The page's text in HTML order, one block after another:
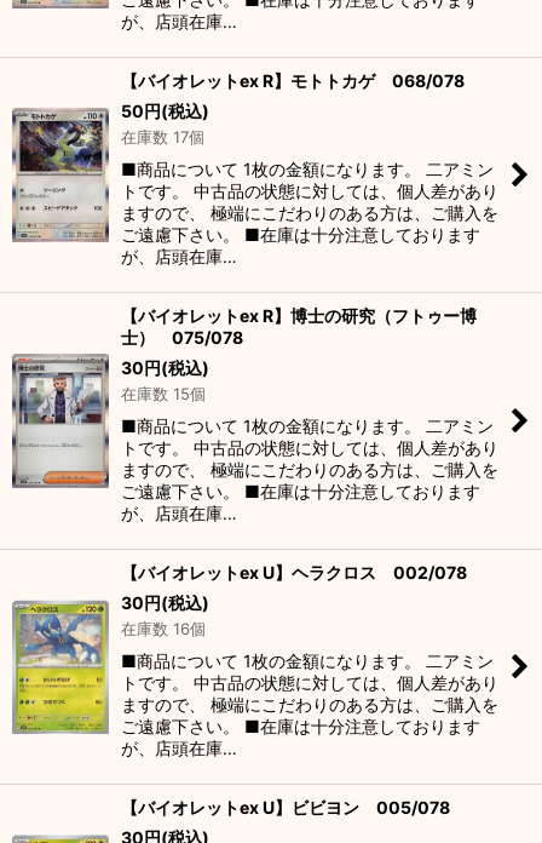
が、店頭在庫…
【バイオレットex R】モトトカゲ 068/078
50円(税込)
在庫数 17個
■商品について 1枚の金額になります。 二アミン
トです。 中古品の状態に対しては、個人差があり
ますので、 極端にこだわりのある方は、ご購入を
ご遠慮下さい。 ■在庫は十分注意しております
が、店頭在庫…
【バイオレットex R】博士の研究（フトゥー博
士） 075/078
30円(税込)
在庫数 15個
■商品について 1枚の金額になります。 二アミン
トです。 中古品の状態に対しては、個人差があり
ますので、 極端にこだわりのある方は、ご購入を
ご遠慮下さい。 ■在庫は十分注意しております
が、店頭在庫…
【バイオレットex U】ヘラクロス 002/078
30円(税込)
在庫数 16個
■商品について 1枚の金額になります。 二アミン
トです。 中古品の状態に対しては、個人差があり
ますので、 極端にこだわりのある方は、ご購入を
ご遠慮下さい。 ■在庫は十分注意しております
が、店頭在庫…
【バイオレットex U】ビビヨン 005/078
30円(税込)